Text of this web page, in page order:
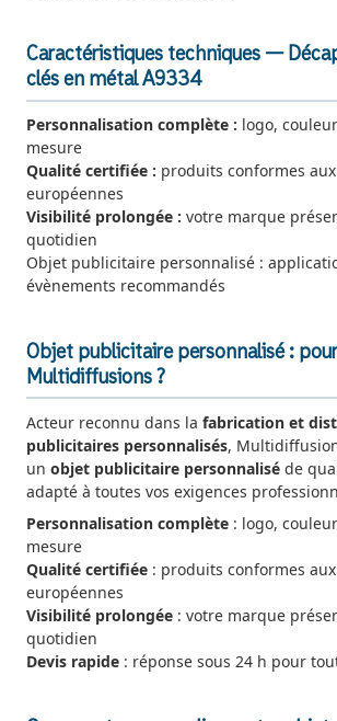
Caractéristiques techniques —
clés en métal A9334
Personnalisation complète : logo,
mesure
Qualité certifiée : produits conformes
européennes
Visibilité prolongée : votre marque
quotidien
Objet publicitaire personnalisé :
évènements recommandés
Objet publicitaire personnalisé :
Multidiffusions ?
Acteur reconnu dans la fabrication et
publicitaires personnalisés,
un objet publicitaire personnalisé de
adapté à toutes vos exigences
Personnalisation complète : logo,
mesure
Qualité certifiée : produits conformes
européennes
Visibilité prolongée : votre marque
quotidien
Devis rapide : réponse sous 24 h pour